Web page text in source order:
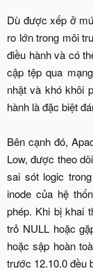
Dù được xếp ở
ro lớn trong môi
điều hành và có
cập tệp qua
nhật và khó khôi
hành là đặc biệt
Bên cạnh đó,
Low, được theo
sai sót logic
inode của hệ
phép. Khi bị khai
trỏ NULL hoặc
hoặc sập hoàn
trước 12.10.0 đều